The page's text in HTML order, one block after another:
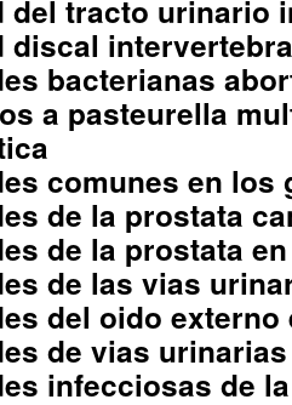
del tracto urinario
discal
bacterianas
a pasteurella
comunes en los
de la prostata
de la prostata
de las vias
del oido
de vias
infecciosas de